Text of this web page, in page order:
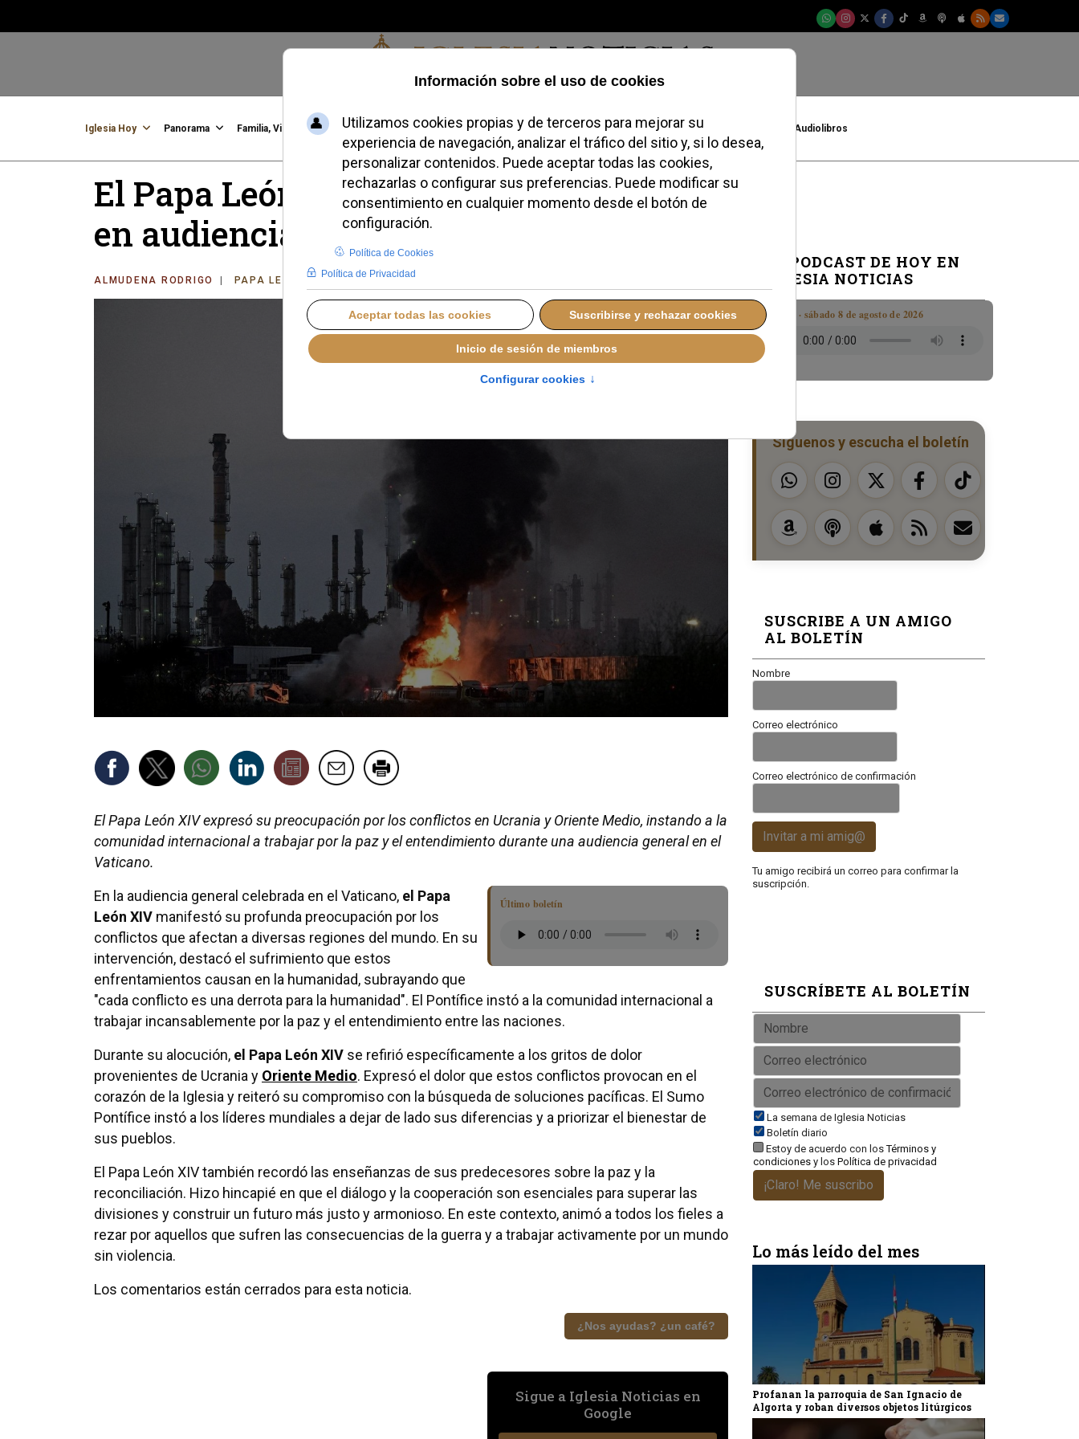
Sábado, 08 de agosto de 2026
Iglesia Hoy Panorama Familia, Vida, Identidad Credofobiómetro Blogs Temas Buscar #JovenesConFe Podcast Audiolibros
El Papa León XIV pide a la paz mundial
en audiencia en el Vaticano
ALMUDENA RODRIGO PAPA LEÓN XIV MIÉRCOLES, 18 JUNIO 2025 13:28
El Papa León XIV expresó su preocupación por los conflictos en Ucrania y Oriente Medio, instando a la
comunidad internacional a trabajar por la paz y el entendimiento durante una audiencia general en el
Vaticano.
Último boletín
En la audiencia general celebrada en el Vaticano, el Papa
León XIV manifestó su profunda preocupación por los
conflictos que afectan a diversas regiones del mundo. En su
intervención, destacó el sufrimiento que estos
enfrentamientos causan en la humanidad, subrayando que
"cada conflicto es una derrota para la humanidad". El Pontífice instó a la comunidad internacional a
trabajar incansablemente por la paz y el entendimiento entre las naciones.
Durante su alocución, el Papa León XIV se refirió específicamente a los gritos de dolor
provenientes de Ucrania y Oriente Medio. Expresó el dolor que estos conflictos provocan en el
corazón de la Iglesia y reiteró su compromiso con la búsqueda de soluciones pacíficas. El Sumo
Pontífice instó a los líderes mundiales a dejar de lado sus diferencias y a priorizar el bienestar de
sus pueblos.
El Papa León XIV también recordó las enseñanzas de sus predecesores sobre la paz y la
reconciliación. Hizo hincapié en que el diálogo y la cooperación son esenciales para superar las
divisiones y construir un futuro más justo y armonioso. En este contexto, animó a todos los fieles a
rezar por aquellos que sufren las consecuencias de la guerra y a trabajar activamente por un mundo
sin violencia.
Los comentarios están cerrados para esta noticia.
¿Nos ayudas? ¿un café?
Sigue a Iglesia Noticias en
Google
EL PODCAST DE HOY EN
IGLESIA NOTICIAS
Boletín · sábado 8 de agosto de 2026
Síguenos y escucha el boletín
SUSCRIBE A UN AMIGO
AL BOLETÍN
Nombre
Correo electrónico
Correo electrónico de confirmación
Invitar a mi amig@
Tu amigo recibirá un correo para confirmar la
suscripción.
SUSCRÍBETE AL BOLETÍN
La semana de Iglesia Noticias
Boletín diario
Estoy de acuerdo con losTérminos y
condiciones y los Política de privacidad
¡Claro! Me suscribo
Lo más leído del mes
Profanan la parroquia de San Ignacio de
Algorta y roban diversos objetos litúrgicos